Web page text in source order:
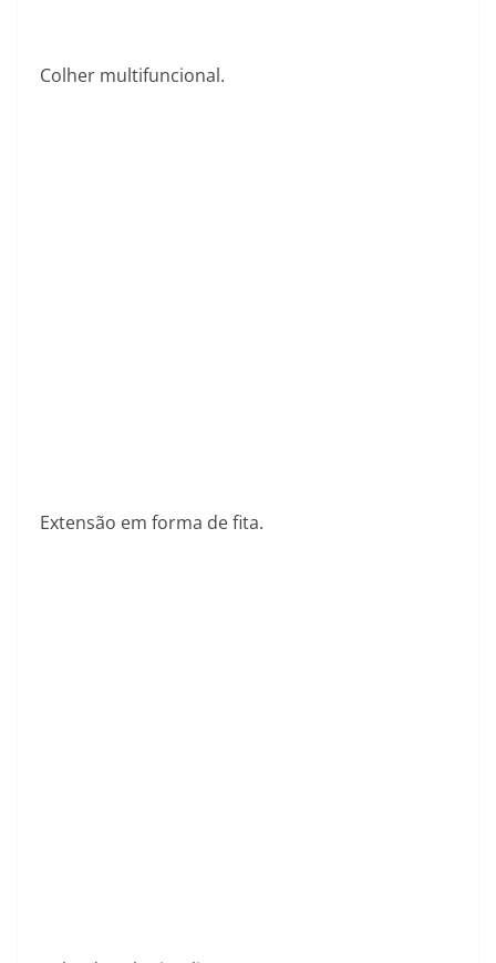
Colher multifuncional.
Extensão em forma de fita.